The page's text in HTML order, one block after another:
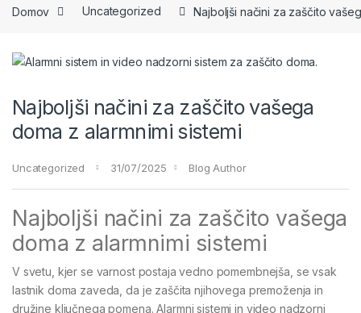
Domov Uncategorized Najboljši načini za zaščito
Najboljši načini za zaščito vašega
doma z alarmnimi sistemi
Uncategorized 31/07/2025 Blog Author
Najboljši načini za zaščito vašega
doma z alarmnimi sistemi
V svetu, kjer se varnost postaja vedno pomembnejša, se vsak
lastnik doma zaveda, da je zaščita njihovega premoženja in
družine ključnega pomena. Alarmni sistemi in video nadzorni